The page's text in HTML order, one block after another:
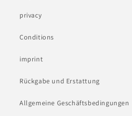
privacy
Conditions
imprint
Rückgabe und Erstattung
Allgemeine Geschäftsbedingungen